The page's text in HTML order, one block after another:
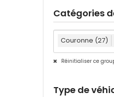
Catégories
Couronne (27)
Réinitialiser ce
Type de